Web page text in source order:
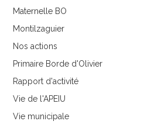
Maternelle BO
Montilzaguier
Nos actions
Primaire Borde d'Olivier
Rapport d'activité
Vie de l'APEIU
Vie municipale